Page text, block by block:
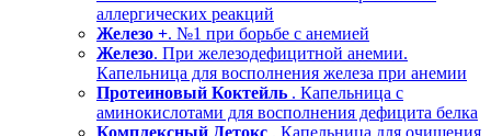
аллергических реакций
Железо +. №1 при борьбе с анемией
Железо. При железодефицитной анемии.
Капельница для восполнения железа при анемии
Протеиновый Коктейль . Капельница с
аминокислотами для восполнения дефицита белка
Комплексный Детокс . Капельница для очищения